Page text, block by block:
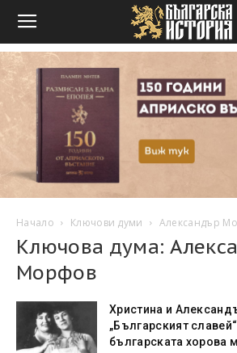
Начало Ключови думи Александър
Ключова дума:
Морфов
Христина и
„Българският
българската хорова